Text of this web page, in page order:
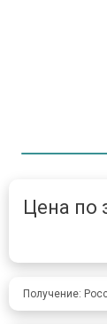
Цена по
Получение: